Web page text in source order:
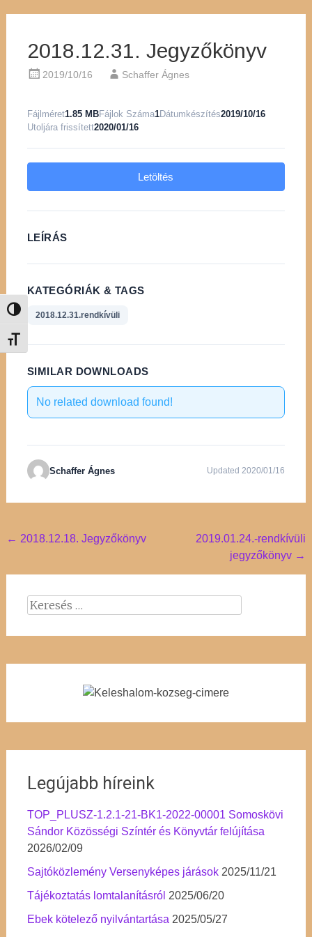
Nagy kontraszt váltása
Betűméret váltása
2018.12.31. Jegyzőkönyv
2019/10/16 Schaffer Ágnes
Fájlméret1.85 MBFájlok Száma1Dátumkészítés2019/10/16
Utoljára frissített2020/01/16
Letöltés
LEÍRÁS
KATEGÓRIÁK & TAGS
2018.12.31.rendkívüli
SIMILAR DOWNLOADS
No related download found!
Schaffer Ágnes Updated 2020/01/16
Post
← 2018.12.18. Jegyzőkönyv
2019.01.24.-rendkívüli
jegyzőkönyv →
Keresés:
Legújabb híreink
TOP_PLUSZ-1.2.1-21-BK1-2022-00001 Somoskövi
Sándor Közösségi Színtér és Könyvtár felújítása
2026/02/09
Sajtóközlemény Versenyképes járások 2025/11/21
Tájékoztatás lomtalanításról 2025/06/20
Ebek kötelező nyilvántartása 2025/05/27